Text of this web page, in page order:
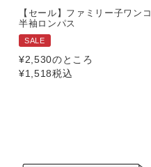
【セール】ファミリー子ワンコ
半袖ロンパス
SALE
¥2,530のところ
¥1,518税込